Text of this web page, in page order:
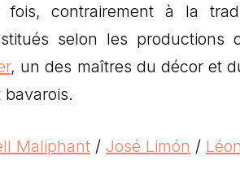
fois, contrairement à la
selon les
, un des maîtres du décor et
bavarois.
Maliphant / José Limón /